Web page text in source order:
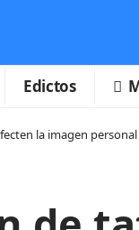
Edictos
la imagen